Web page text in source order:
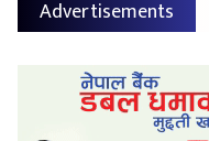
Advertisements